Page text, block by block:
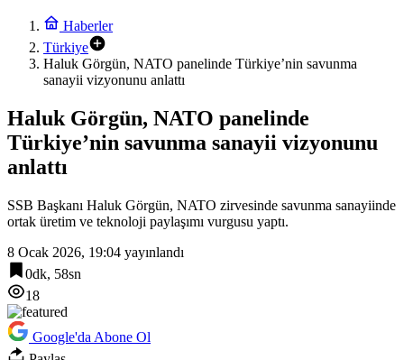
Haberler
Türkiye
Haluk Görgün, NATO panelinde Türkiye’nin savunma
sanayii vizyonunu anlattı
Haluk Görgün, NATO panelinde
Türkiye’nin savunma sanayii vizyonunu
anlattı
SSB Başkanı Haluk Görgün, NATO zirvesinde savunma sanayiinde
ortak üretim ve teknoloji paylaşımı vurgusu yaptı.
8 Ocak 2026, 19:04 yayınlandı
0dk, 58sn
18
Google'da Abone Ol